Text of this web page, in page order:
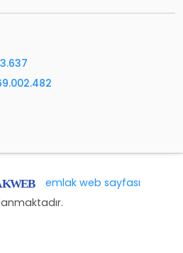
emlak web sayfası